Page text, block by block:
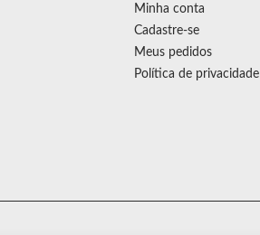
Minha conta
Cadastre-se
Meus pedidos
Política de privacidade